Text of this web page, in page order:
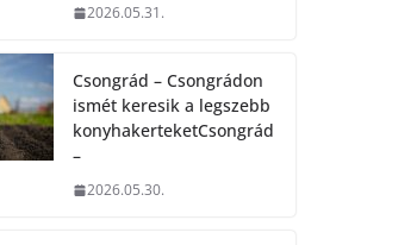
2026.05.31.
Csongrád – Csongrádon
ismét keresik a legszebb
konyhakerteketCsongrád
–
2026.05.30.